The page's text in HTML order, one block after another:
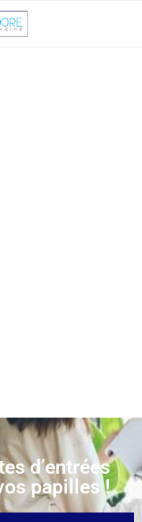
d’entrées
papilles !